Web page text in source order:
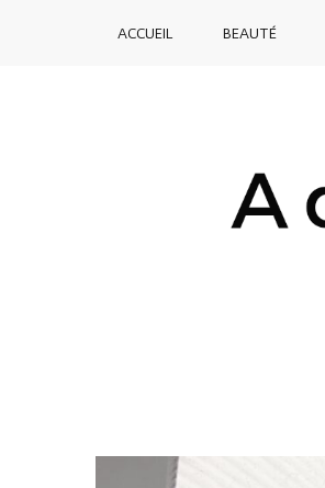
SKIPACCUEIL BEAUTÉ